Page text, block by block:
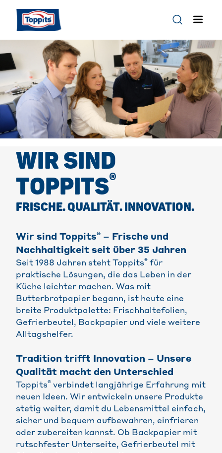
WIR SIND
TOPPITS®
FRISCHE. QUALITÄT. INNOVATION.
Wir sind Toppits® – Frische und
Nachhaltigkeit seit über 35 Jahren
Seit 1988 Jahren steht Toppits® für
praktische Lösungen, die das Leben in der
Küche leichter machen. Was mit
Butterbrotpapier begann, ist heute eine
breite Produktpalette: Frischhaltefolien,
Gefrierbeutel, Backpapier und viele weitere
Alltagshelfer.
Tradition trifft Innovation – Unsere
Qualität macht den Unterschied
Toppits® verbindet langjährige Erfahrung mit
neuen Ideen. Wir entwickeln unsere Produkte
stetig weiter, damit du Lebensmittel einfach,
sicher und bequem aufbewahren, einfrieren
oder zubereiten kannst. Ob Backpapier mit
rutschfester Unterseite, Gefrierbeutel mit